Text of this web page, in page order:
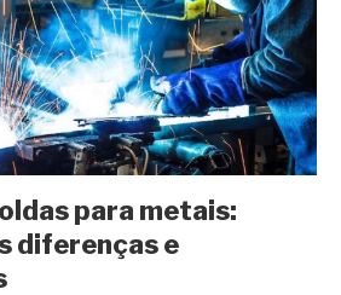
para metais:
diferenças e